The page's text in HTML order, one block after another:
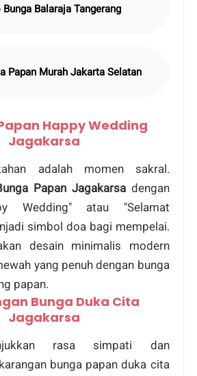
Bunga Balaraja Tangerang
Papan Murah Jakarta Selatan
Happy Wedding
Jagakarsa
adalah momen sakral.
Papan Jagakarsadengan
Wedding" atau "Selamat
simbol doa bagi mempelai.
desain minimalis modern
yang penuh dengan bunga
papan.
Bunga Duka Cita
Jagakarsa
rasa simpati dan
bunga papan duka cita